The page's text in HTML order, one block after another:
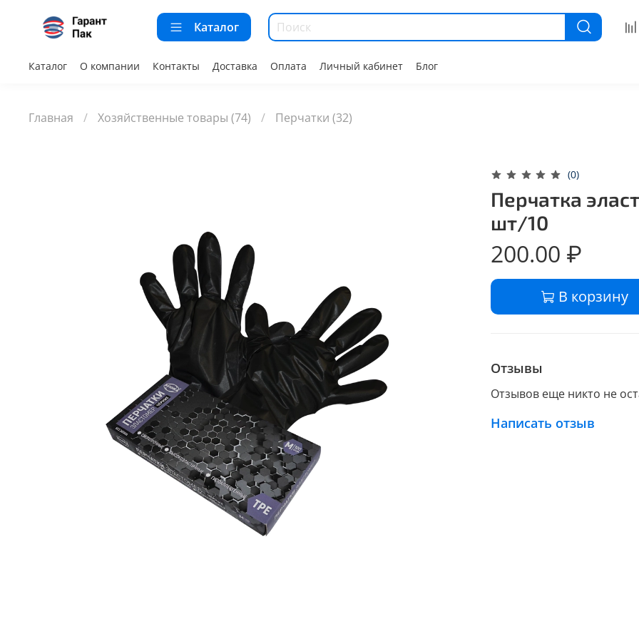
Каталог
Каталог О компании Контакты Доставка Оплата Личный кабинет Блог
Главная Хозяйственные товары (74) Перчатки (32)
(0)
Перчатка
шт/10
200.00 ₽
В корзину
Отзывы
Отзывов еще никто не
Написать отзыв